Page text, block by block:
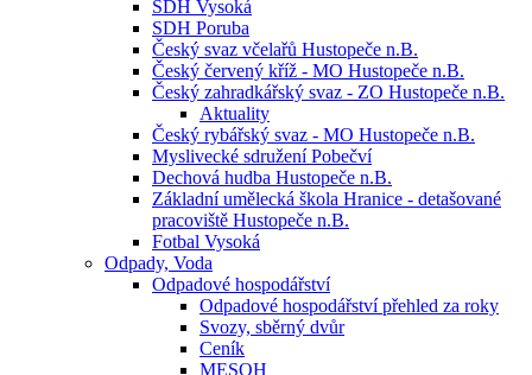
SDH Vysoká
SDH Poruba
Český svaz včelařů Hustopeče n.B.
Český červený kříž - MO Hustopeče n.B.
Český zahradkářský svaz - ZO Hustopeče n.B.
Aktuality
Český rybářský svaz - MO Hustopeče n.B.
Myslivecké sdružení Pobečví
Dechová hudba Hustopeče n.B.
Základní umělecká škola Hranice - detašované
pracoviště Hustopeče n.B.
Fotbal Vysoká
Odpady, Voda
Odpadové hospodářství
Odpadové hospodářství přehled za roky
Svozy, sběrný dvůr
Ceník
MESOH